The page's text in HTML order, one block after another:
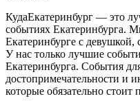
КудаЕкатеринбург — это
событиях Екатеринбурга.
Екатеринбурге с
У нас только лучшие
Екатеринбурга. События
достопримечательности и
которые обязательно стоит